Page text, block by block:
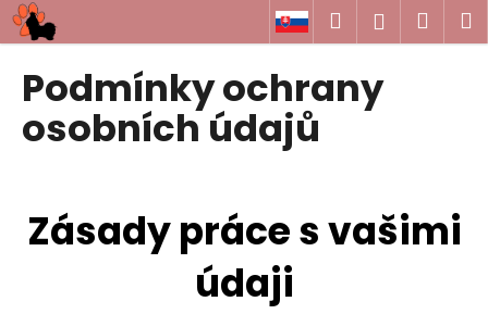
Přejít
na
obsah
Hledat
Podmínky ochrany
osobních údajů
Zásady práce s vašimi
údaji
K
o
C
o
t